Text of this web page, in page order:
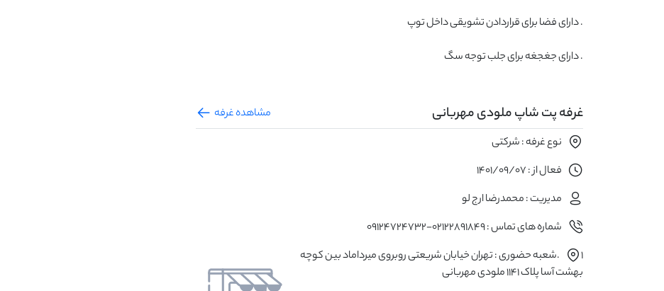
. دارای جغجغه برای جلب توجه سگ
غرفه پت شاپ ملودی مهربانی
مشاهده غرفه
نوع غرفه : شرکتی
فعال از : 1401/09/07
مدیریت : محمدرضا ارج لو
شماره های تماس : 02122891849-09124724732
۱.شعبه حضوری : تهران خیابان شریعتی روبروی میرداماد بین کوچه
بهشت آسا پلاک ۱۱۴۱ ملودی مهربانی